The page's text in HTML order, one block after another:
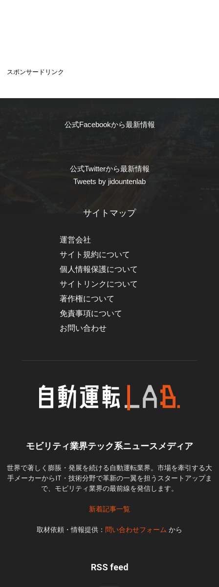
スポンサードリンク
公式Facebookから最新情報
公式Twitterから最新情報
Tweets by jidountenlab
サイトマップ
運営会社
サイト規約について
個人情報保護について
サイトリンクについて
著作権について
免責事項について
お問い合わせ
モビリティ業界テック系ニュースメディア
世界で著しく膨脹・発展を続ける自動運転業界。市場を牽引する大
手メーカーからIT・技術分野で革新の一翼を担うスタートアップま
で、モビリティ業界の最前線を発信します。
新着記事一覧
取材依頼・情報提供： 問い合わせフォーム から
RSS feed